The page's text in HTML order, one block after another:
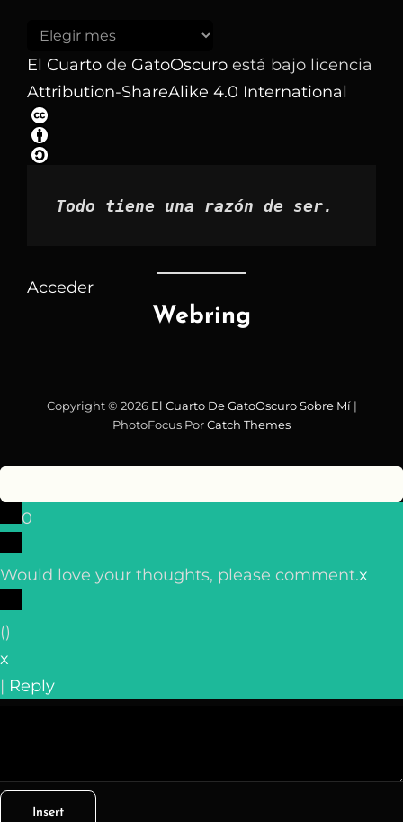
Buscar
los
artículos
por
mes
El Cuarto de GatoOscuro está bajo licencia
Attribution-ShareAlike 4.0 International
Todo tiene una razón de ser.
Acceder
Webring
Copyright © 2026 El Cuarto De GatoOscuro Sobre Mí|
PhotoFocus PorCatch Themes
0
Would love your thoughts, please comment.x
()
x
| Reply
Insert